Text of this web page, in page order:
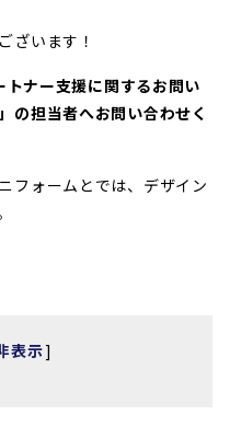
ざいます！
ナー支援に関するお問い
の担当者へお問い合わせく
フォームとでは、デザイン
表示]